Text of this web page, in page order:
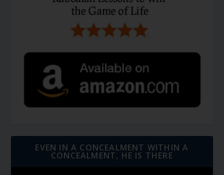
EVEN IN A CONCEALMENT WITHIN A
CONCEALMENT, HE IS THERE